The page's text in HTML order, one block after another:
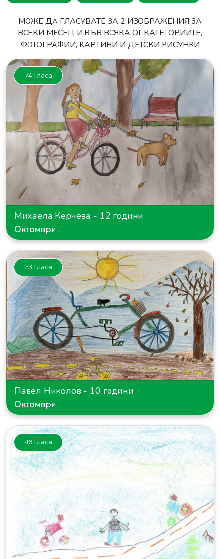
МОЖЕ ДА ГЛАСУВАТЕ ЗА 2 ИЗОБРАЖЕНИЯ ЗА
ВСЕКИ МЕСЕЦ И ВЪВ ВСЯКА ОТ КАТЕГОРИИТЕ,
ФОТОГРАФИИ, КАРТИНИ И ДЕТСКИ РИСУНКИ
74 Гласа
Михаела Керчева - 12 години
Октомври
53 Гласа
Павел Николов - 10 години
Октомври
46 Гласа